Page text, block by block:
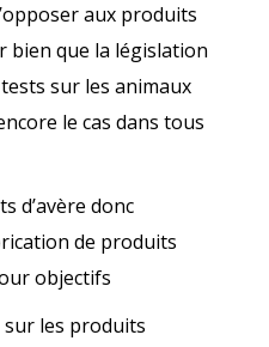
aux produits
bien que la législation
sur les animaux
le cas dans tous
d’avère donc
de produits
objectifs
sur les produits